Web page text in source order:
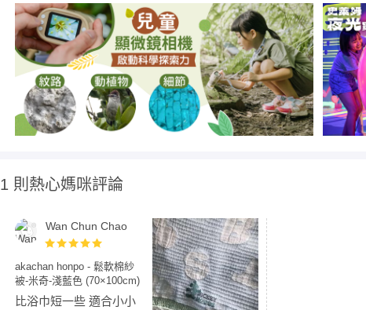
1 則熱心媽咪評論
Wan Chun Chao
akachan honpo - 鬆軟棉紗
被-米奇-淺藍色 (70×100cm)
比浴巾短一些 適合小小